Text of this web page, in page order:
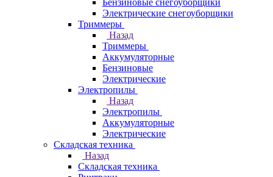
Бензиновые снегоуборщики
Электрические снегоуборщики
Триммеры
Назад
Триммеры
Аккумуляторные
Бензиновые
Электрические
Электропилы
Назад
Электропилы
Аккумуляторные
Электрические
Складская техника
Назад
Складская техника